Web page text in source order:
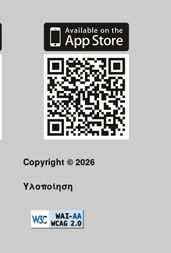
Copyright © 2026
Υλοποίηση